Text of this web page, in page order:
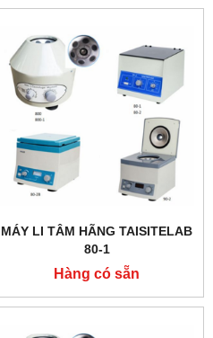
MÁY LI TÂM HÃNG TAISITELAB
80-1
Hàng có sẵn